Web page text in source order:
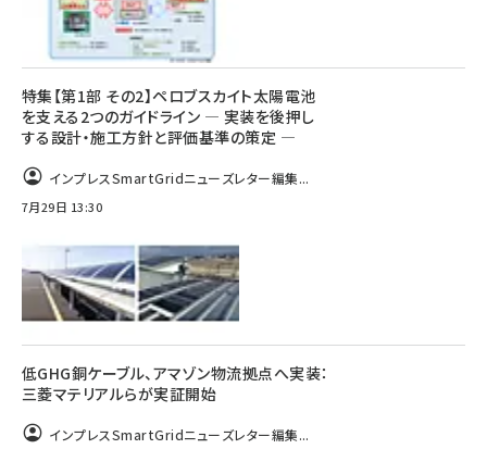
特集【第1部 その2】ペロブスカイト太陽電池
を支える2つのガイドライン ― 実装を後押し
する設計・施工方針と評価基準の策定 ―
インプレスSmartGridニューズレター編集...
7月29日 13:30
低GHG銅ケーブル、アマゾン物流拠点へ実装：
三菱マテリアルらが実証開始
インプレスSmartGridニューズレター編集...